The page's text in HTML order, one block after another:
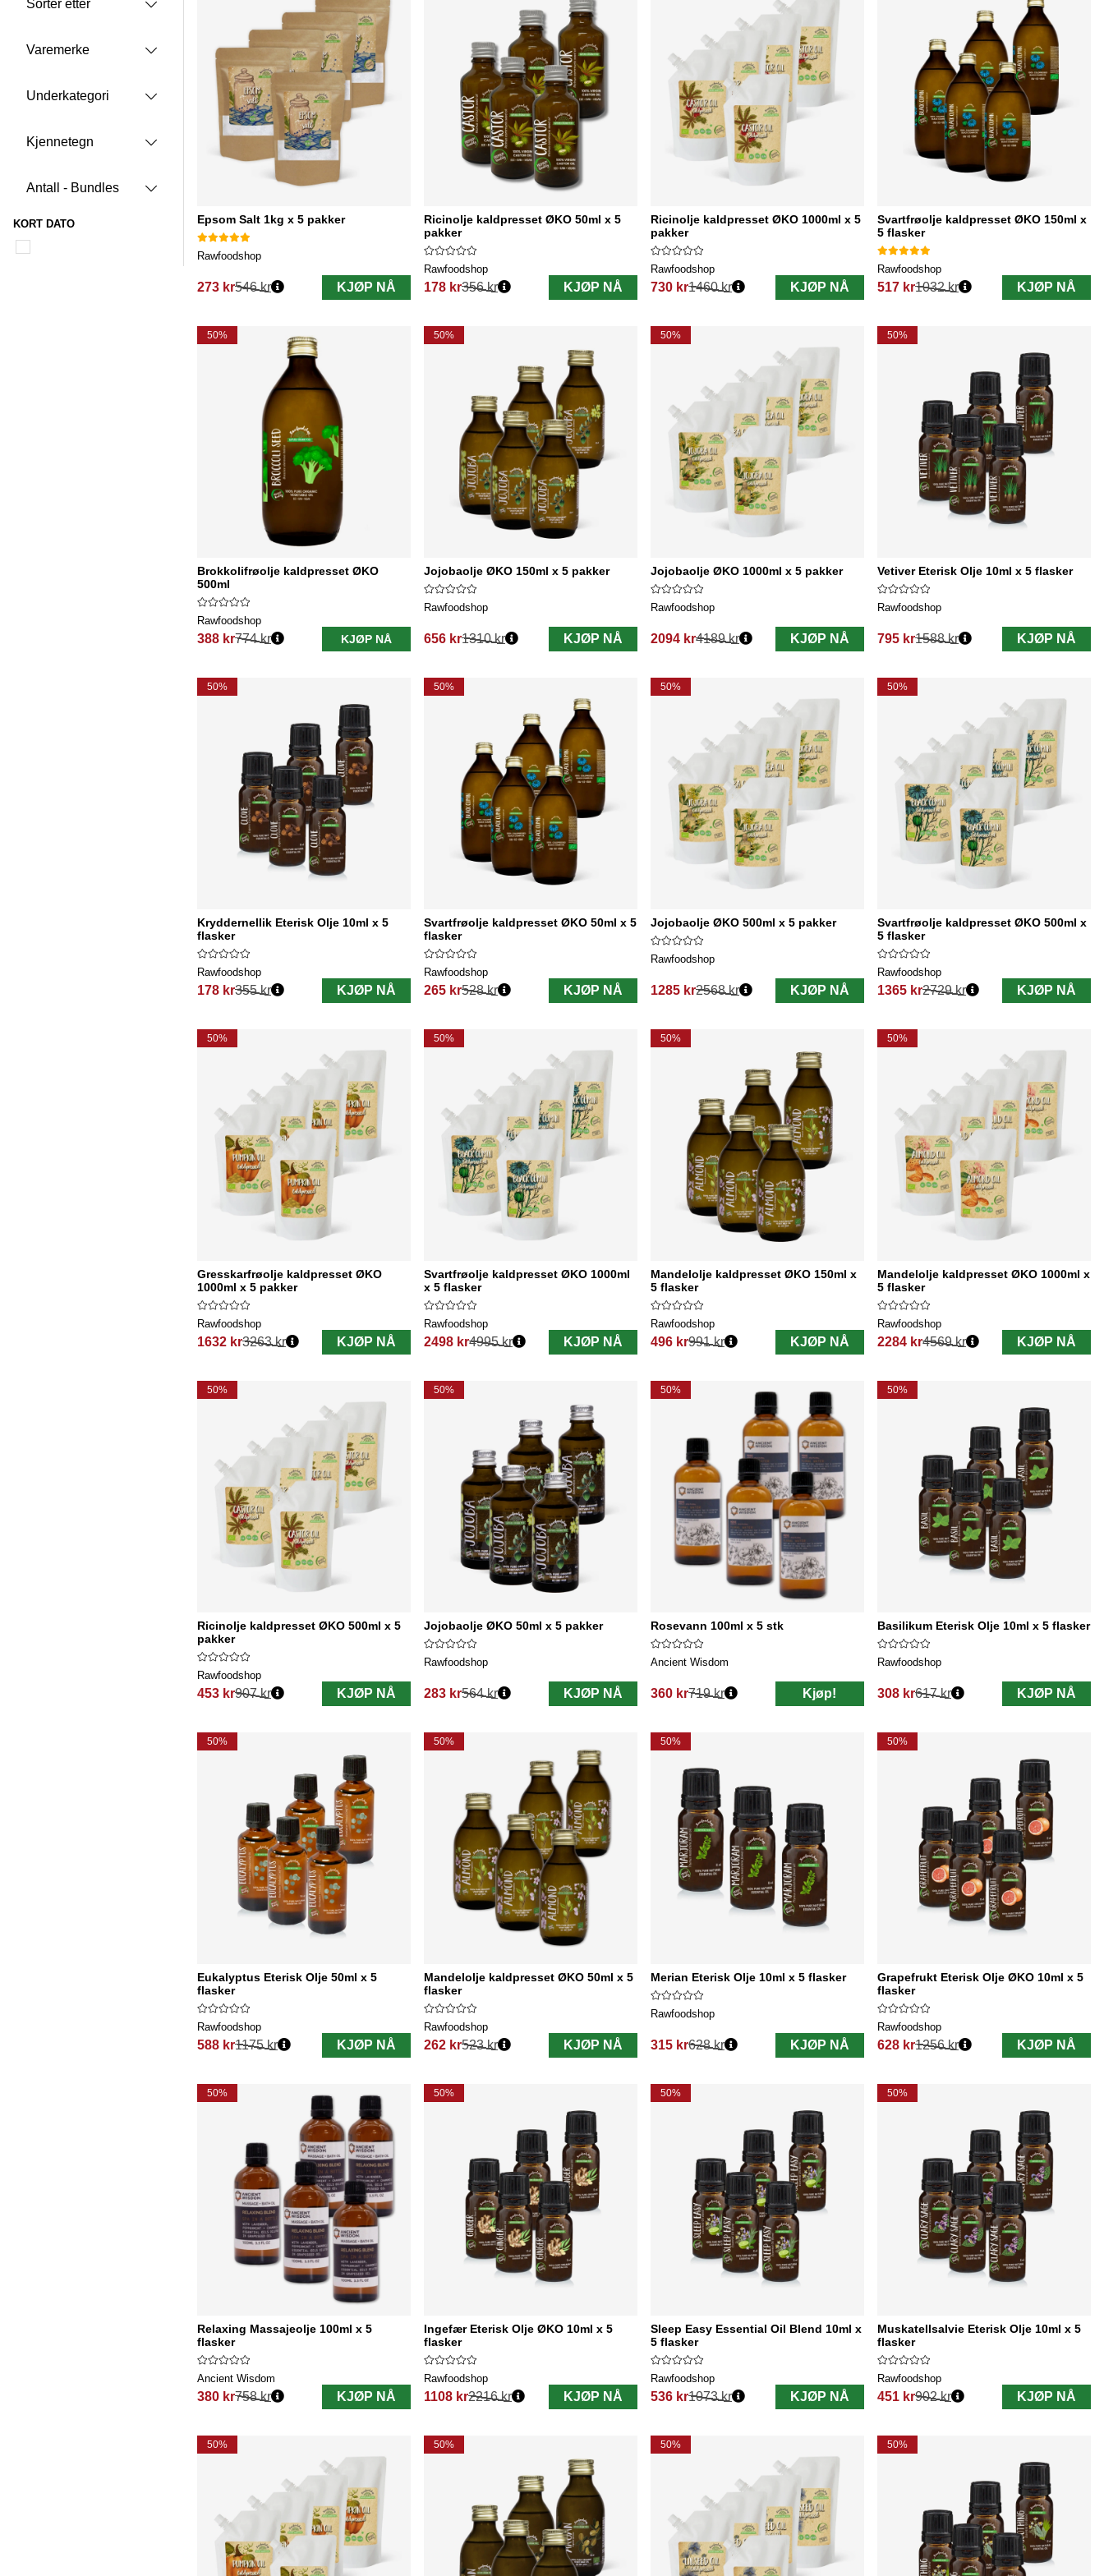
Sorter etter
Varemerke
Underkategori
Kjennetegn
Antall - Bundles
KORT DATO Epsom Salt 1kg x 5 pakker
Rawfoodshop
273 kr
Vanlig pris:
546 kr KJØP NÅ
Ricinolje kaldpresset ØKO 50ml x 5
pakker
Rawfoodshop
178 kr
Vanlig pris:
356 kr KJØP NÅ
Ricinolje kaldpresset ØKO 1000ml x 5
pakker
Rawfoodshop
730 kr
Vanlig pris:
1460 kr KJØP NÅ
Svartfrøolje kaldpresset ØKO 150ml x
5 flasker
Rawfoodshop
517 kr
Vanlig pris:
1032 kr KJØP NÅ
50%
Brokkolifrøolje kaldpresset ØKO
500ml
Rawfoodshop
388 kr
Vanlig pris:
774 kr KJØP NÅ
50%
Jojobaolje ØKO 150ml x 5 pakker
Rawfoodshop
656 kr
Vanlig pris:
1310 kr KJØP NÅ
50%
Jojobaolje ØKO 1000ml x 5 pakker
Rawfoodshop
2094 kr
Vanlig pris:4189 kr KJØP NÅ
50%
Vetiver Eterisk Olje 10ml x 5 flasker
Rawfoodshop
795 kr
Vanlig pris:
1588 kr KJØP NÅ
50%
Kryddernellik Eterisk Olje 10ml x 5
flasker
Rawfoodshop
178 kr
Vanlig pris:
355 kr KJØP NÅ
50%
Svartfrøolje kaldpresset ØKO 50ml x 5
flasker
Rawfoodshop
265 kr
Vanlig pris:
528 kr KJØP NÅ
50%
Jojobaolje ØKO 500ml x 5 pakker
Rawfoodshop
1285 kr
Vanlig pris:2568 kr KJØP NÅ
50%
Svartfrøolje kaldpresset ØKO 500ml x
5 flasker
Rawfoodshop
1365 kr
Vanlig pris:2729 kr KJØP NÅ
50%
Gresskarfrøolje kaldpresset ØKO
1000ml x 5 pakker
Rawfoodshop
1632 kr
Vanlig pris:3263 kr KJØP NÅ
50%
Svartfrøolje kaldpresset ØKO 1000ml
x 5 flasker
Rawfoodshop
2498 kr
Vanlig pris:4995 kr KJØP NÅ
50%
Mandelolje kaldpresset ØKO 150ml x
5 flasker
Rawfoodshop
496 kr
Vanlig pris:
991 kr KJØP NÅ
50%
Mandelolje kaldpresset ØKO 1000ml x
5 flasker
Rawfoodshop
2284 kr
Vanlig pris:4569 kr KJØP NÅ
50%
Ricinolje kaldpresset ØKO 500ml x 5
pakker
Rawfoodshop
453 kr
Vanlig pris:
907 kr KJØP NÅ
50%
Jojobaolje ØKO 50ml x 5 pakker
Rawfoodshop
283 kr
Vanlig pris:
564 kr KJØP NÅ
50%
Rosevann 100ml x 5 stk
Ancient Wisdom
360 kr
Vanlig pris:
719 kr Kjøp!
50%
Basilikum Eterisk Olje 10ml x 5 flasker
Rawfoodshop
308 kr
Vanlig pris:
617 kr KJØP NÅ
50%
Eukalyptus Eterisk Olje 50ml x 5
flasker
Rawfoodshop
588 kr
Vanlig pris:
1175 kr KJØP NÅ
50%
Mandelolje kaldpresset ØKO 50ml x 5
flasker
Rawfoodshop
262 kr
Vanlig pris:
523 kr KJØP NÅ
50%
Merian Eterisk Olje 10ml x 5 flasker
Rawfoodshop
315 kr
Vanlig pris:
628 kr KJØP NÅ
50%
Grapefrukt Eterisk Olje ØKO 10ml x 5
flasker
Rawfoodshop
628 kr
Vanlig pris:
1256 kr KJØP NÅ
50%
Relaxing Massajeolje 100ml x 5
flasker
Ancient Wisdom
380 kr
Vanlig pris:
758 kr KJØP NÅ
50%
Ingefær Eterisk Olje ØKO 10ml x 5
flasker
Rawfoodshop
1108 kr
Vanlig pris:2216 kr KJØP NÅ
50%
Sleep Easy Essential Oil Blend 10ml x
5 flasker
Rawfoodshop
536 kr
Vanlig pris:
1073 kr KJØP NÅ
50%
Muskatellsalvie Eterisk Olje 10ml x 5
flasker
Rawfoodshop
451 kr
Vanlig pris:
902 kr KJØP NÅ
50% 50% 50% 50%